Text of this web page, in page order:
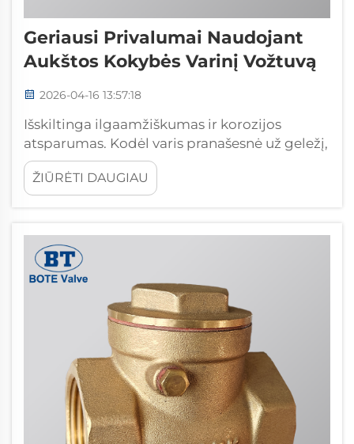
Geriausi Privalumai Naudojant
Aukštos Kokybės Varinį Vožtuvą
2026-04-16 13:57:18
Išskiltinga ilgaamžiškumas ir korozijos
atsparumas. Kodėl varis pranašesnė už geležį,
plieną ir plastiką korozinėse vandens
aplinkose. Variniai vožtuvai puikiai tinka
agresyvioms vandens sistemoms dėl savo
už geležį, plieną...
ŽIŪRĖTI DAUGIAU